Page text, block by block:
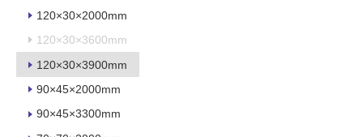
120×30×2000mm
120×30×3600mm
120×30×3900mm
90×45×2000mm
90×45×3300mm
屋
壁・
屋
外
壁・